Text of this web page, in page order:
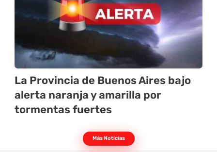
La Provincia de Buenos Aires bajo
alerta naranja y amarilla por
tormentas fuertes
Más Noticias